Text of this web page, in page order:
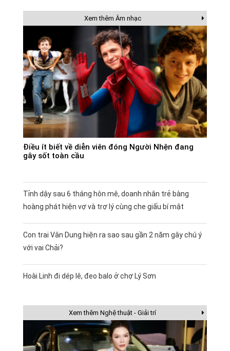
Xem thêm Âm nhạc
Điều ít biết về diễn viên đóng Người Nhện đang
gây sốt toàn cầu
Tỉnh dậy sau 6 tháng hôn mê, doanh nhân trẻ bàng
hoàng phát hiện vợ và trợ lý cùng che giấu bí mật
Con trai Vân Dung hiện ra sao sau gần 2 năm gây chú ý
với vai Chải?
Hoài Linh đi dép lê, đeo balo ở chợ Lý Sơn
Xem thêm Nghệ thuật - Giải trí